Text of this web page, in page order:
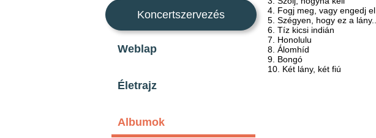
Koncertszervezés
Weblap
Életrajz
Albumok
4. Fogj meg, vagy engedj el
5. Szégyen, hogy ez a lány...
6. Tíz kicsi indián
7. Honolulu
8. Álomhíd
9. Bongó
10. Két lány, két fiú